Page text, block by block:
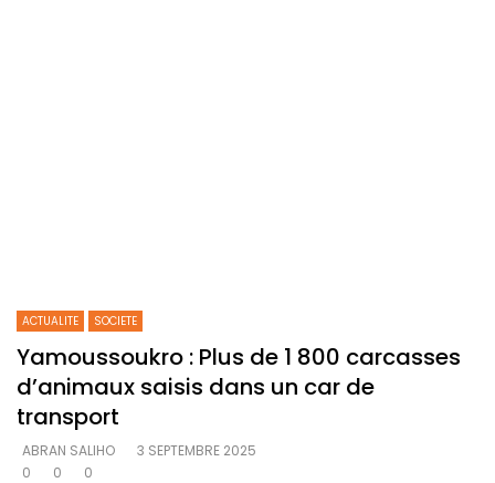
ACTUALITE SOCIETE
Yamoussoukro : Plus de 1 800 carcasses
d’animaux saisis dans un car de
transport
ABRAN SALIHO
3 SEPTEMBRE 2025
0
0 0